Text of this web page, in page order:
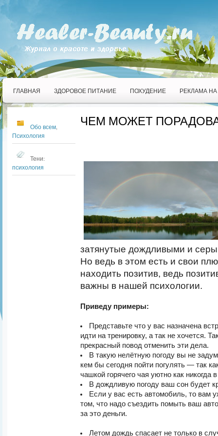
ГЛАВНАЯ ЗДОРОВОЕ ПИТАНИЕ ПОХУДЕНИЕ РЕКЛАМА
Обо всем
Психология
Тени:
психология
ЧЕМ МОЖЕТ
затянутые дождливыми и
Но ведь в этом есть и свои
находить позитив, ведь
важны в нашей психологии.
Приведу примеры:
Представьте что у вас назначена
идти на тренировку, а так не хочется.
прекрасный повод отменить эти дела.
В такую нелётную погоду вы не
кем бы сегодня пойти погулять — так
чашкой горячего чая уютно как никогда
В дождливую погоду ваш сон будет
Если у вас есть автомобиль, то вам
том, что надо съездить помыть ваш
за это деньги.
Летом дождь спасает не только в